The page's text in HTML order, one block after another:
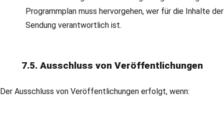
Programmplan muss hervorgehen, wer für die Inhalte der
Sendung verantwortlich ist.
7.5. Ausschluss von Veröffentlichungen
Der Ausschluss von Veröffentlichungen erfolgt, wenn: